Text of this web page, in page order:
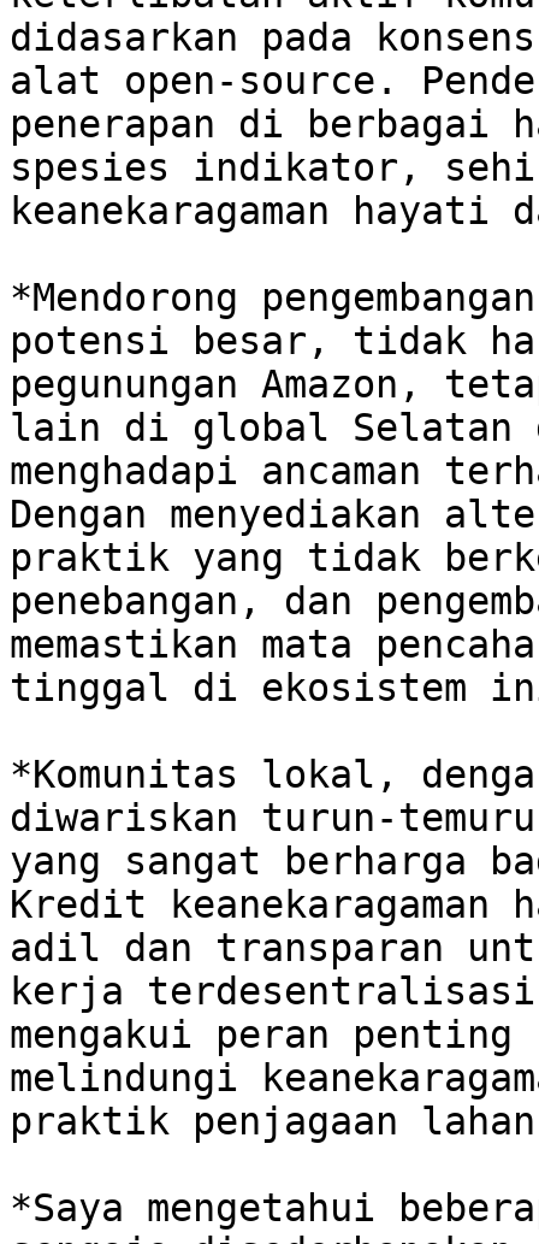
didasarkan pada
alat open-source.
penerapan di berbagai
spesies indikator,
keanekaragaman hayati
*Mendorong
potensi besar, tidak
pegunungan Amazon,
lain di global Selatan
menghadapi ancaman
Dengan menyediakan
praktik yang tidak
penebangan, dan
memastikan mata
tinggal di ekosistem
*Komunitas lokal,
diwariskan turun-
yang sangat berharga
Kredit keanekaragaman
adil dan transparan
kerja
mengakui peran
melindungi
praktik penjagaan
*Saya mengetahui